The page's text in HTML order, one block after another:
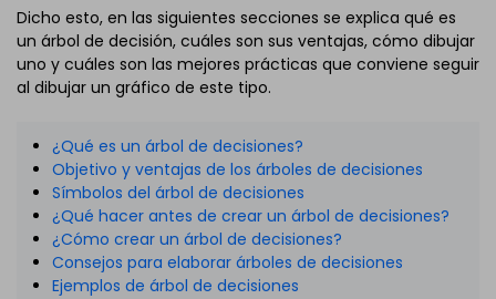
Dicho esto, en las siguientes secciones se explica qué es
un árbol de decisión, cuáles son sus ventajas, cómo dibujar
uno y cuáles son las mejores prácticas que conviene seguir
al dibujar un gráfico de este tipo.
¿Qué es un árbol de decisiones?
Objetivo y ventajas de los árboles de decisiones
Símbolos del árbol de decisiones
¿Qué hacer antes de crear un árbol de decisiones?
¿Cómo crear un árbol de decisiones?
Consejos para elaborar árboles de decisiones
Ejemplos de árbol de decisiones